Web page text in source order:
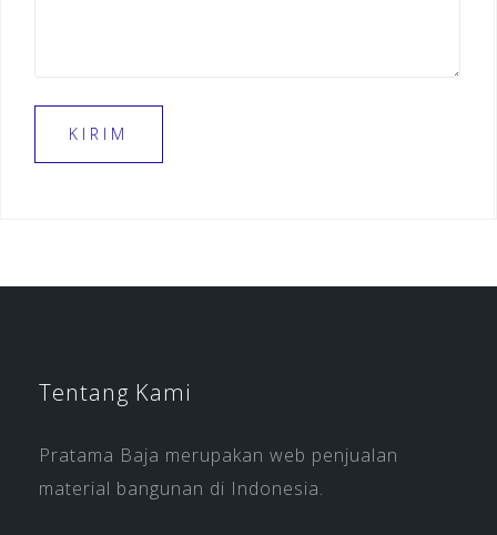
Tentang Kami
Pratama Baja merupakan web penjualan
material bangunan di Indonesia.